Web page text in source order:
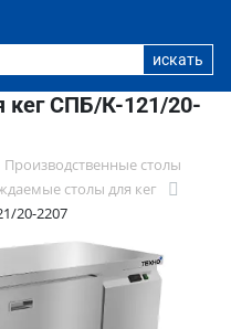
СПБ/К-121/20-
Производственные столы
столы для кег
20-2207